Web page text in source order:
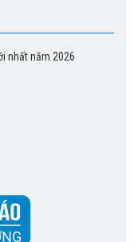
nhất năm 2026